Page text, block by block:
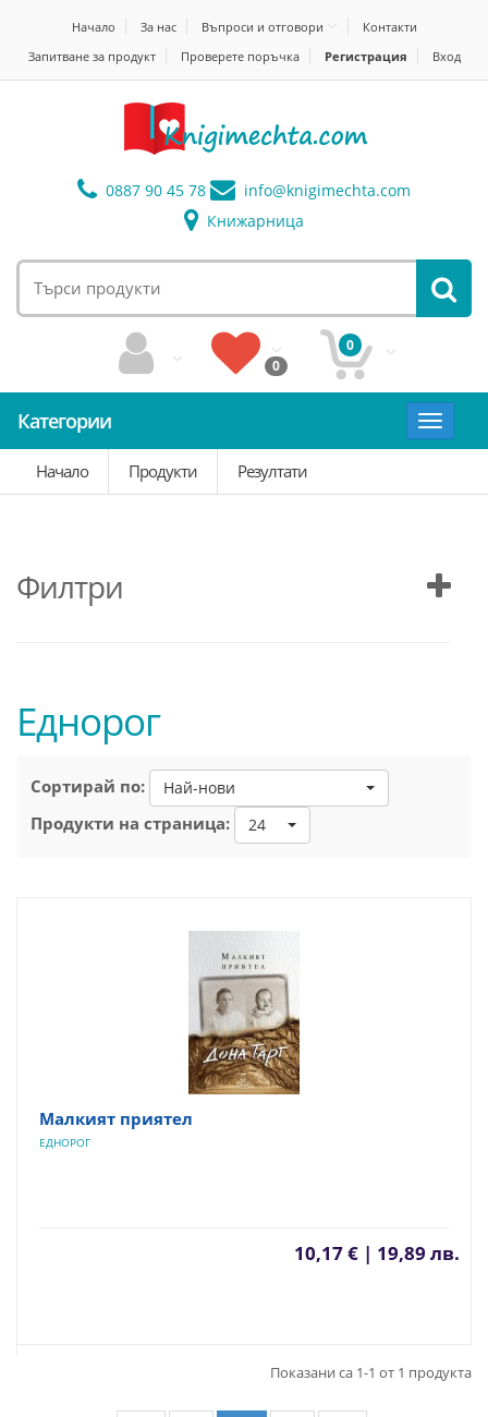
Начало За нас Въпроси и отговори
Контакти
Запитване за продукт
Проверете поръчка Регистрация Вход
0887 90 45 78 info@knigimechta.com
Книжарница
0
0
Категории
Toggle
Начало
Продукти Резултати
Филтри
Eднорог
Сортирай по: Най-нови
Продукти на страница: 24
Малкият приятел
EДНОРОГ
10,17 € | 19,89 лв.
Показани са 1-1 от 1 продукта